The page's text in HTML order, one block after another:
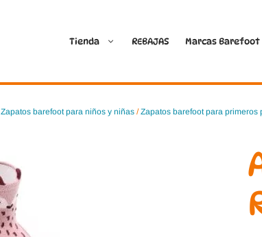
Tienda REBAJAS Marcas Barefoot
Ballop Batilas
Crecendo
Zapatos barefoot para niños y niñas /Zapatos barefoot para primeros